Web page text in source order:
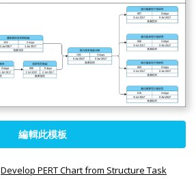
編輯此模板
Develop PERT Chart from Structure Task